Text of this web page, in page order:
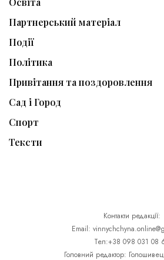
Партнерський матеріал
Події
Політика
Привітання та поздоровлення
Сад і Город
Спорт
Тексти
Контакти редакції:
Email:
Тел:+38 098 031 08
Головний редактор: